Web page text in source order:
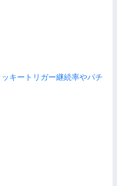
キートリガー継続率やパチ